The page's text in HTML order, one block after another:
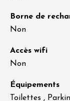
Borne de
Non
Accès wifi
Non
Équipements
Toilettes ,